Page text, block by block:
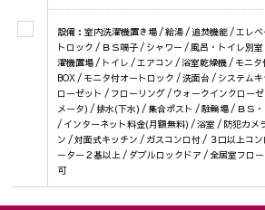
設備：室内洗濯機置き場 / 給湯 / 追焚機能 / エレ
トロック / ＢＳ端子 / シャワー / 風呂・トイレ別
濯機置場 / トイレ / エアコン / 浴室乾燥機 / モニ
BOX / モニタ付オートロック / 洗面台 / システム
ローゼット / フローリング / ウォークインクロー
メータ) / 排水(下水) / 集合ポスト / 駐輪場 / ＢＳ
/ インターネット料金(月額無料) / 浴室 / 防犯カメ
ン / 対面式キッチン / ガスコンロ付 / ３口以上コ
ーター２基以上 / ダブルロックドア / 全居室フロ
可